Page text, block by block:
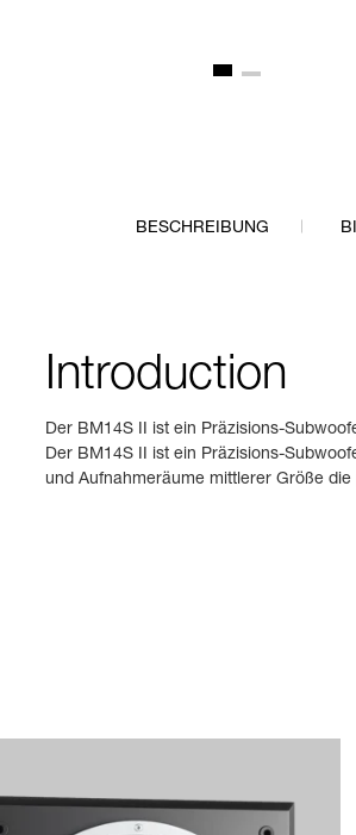
BESCHREIBUNG
Introduction
Der BM14S II ist ein Präzisions-
Der BM14S II ist ein Präzisions-
und Aufnahmeräume mittlerer Größe